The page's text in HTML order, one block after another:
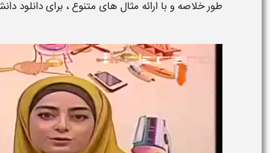
طور خلاصه و با ارائه مثال های متنوع ، برای دانلود